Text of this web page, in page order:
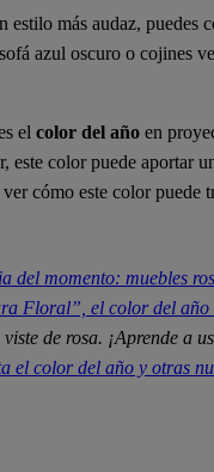
estilo más audaz, puedes
azul oscuro o cojines
elcolor del año en
este color puede aportar
cómo este color puede
del momento: muebles
Floral”, el color del año
viste de rosa. ¡Aprende a
el color del año y otras